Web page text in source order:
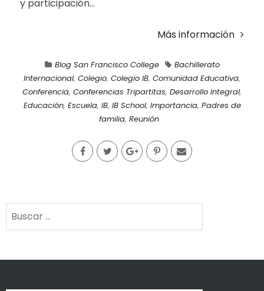
y participación...
Más información
Blog San Francisco College
Bachillerato
Internacional, Colegio, Colegio IB, Comunidad Educativa,
Conferencia, Conferencias Tripartitas, Desarrollo Integral,
Educación, Escuela, IB, IB School, Importancia, Padres de
familia, Reunión
Buscar: